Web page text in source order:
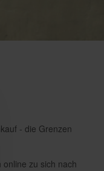
- die Grenzen
zu sich nach